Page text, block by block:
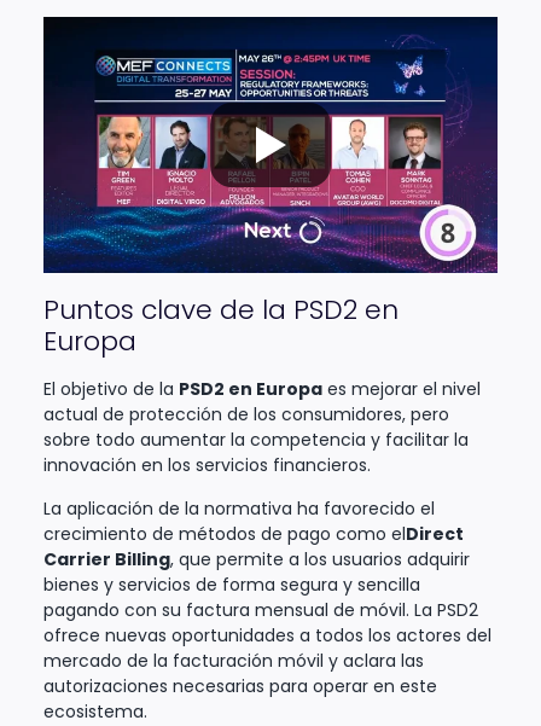
Puntos clave de la PSD2 en
Europa
El objetivo de la PSD2 en Europaes mejorar el nivel
actual de protección de los consumidores, pero
sobre todo aumentar la competencia y facilitar la
innovación en los servicios financieros.
La aplicación de la normativa ha favorecido el
crecimiento de métodos de pago como elDirect
Carrier Billing, que permite a los usuarios adquirir
bienes y servicios de forma segura y sencilla
pagando con su factura mensual de móvil. La PSD2
ofrece nuevas oportunidades a todos los actores del
mercado de la facturación móvil y aclara las
autorizaciones necesarias para operar en este
ecosistema.